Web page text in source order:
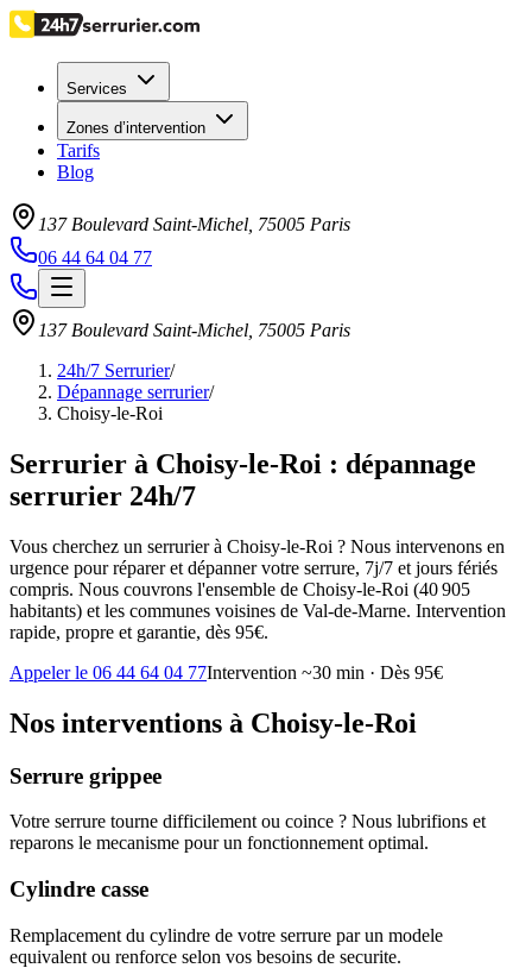
Services
Zones d’intervention
Tarifs
Blog
137 Boulevard Saint-Michel 75005 Paris
06 44 64 04 77
137 Boulevard Saint-Michel 75005 Paris
24h/7 Serrurier/
Dépannage serrurier/
Choisy-le-Roi
Serrurier à Choisy-le-Roi : dépannage
serrurier 24h/7
Vous cherchez un serrurier à Choisy-le-Roi ? Nous intervenons en
urgence pour réparer et dépanner votre serrure, 7j/7 et jours fériés
compris. Nous couvrons l'ensemble de Choisy-le-Roi (40 905
habitants) et les communes voisines de Val-de-Marne. Intervention
rapide, propre et garantie, dès 95€.
Appeler le 06 44 64 04 77Intervention ~30 min · Dès 95€
Nos interventions à Choisy-le-Roi
Serrure grippee
Votre serrure tourne difficilement ou coince ? Nous lubrifions et
reparons le mecanisme pour un fonctionnement optimal.
Cylindre casse
Remplacement du cylindre de votre serrure par un modele
equivalent ou renforce selon vos besoins de securite.